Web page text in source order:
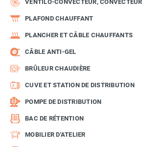
VENTILO-CONVECTEUR,
PLAFOND CHAUFFANT
PLANCHER ET CÂBLE CHAUFFANTS
CÂBLE ANTI-GEL
BRÛLEUR CHAUDIÈRE
CUVE ET STATION DE DISTRIBUTION
POMPE DE DISTRIBUTION
BAC DE RÉTENTION
MOBILIER D'ATELIER